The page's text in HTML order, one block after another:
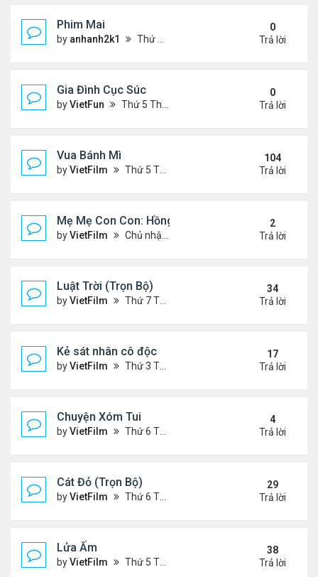
Phim Mai
by anhanh2k1 Thứ 6 Tháng 5 17, 2024 9:42 pm
0
Trả lời
Gia Đình Cục Súc
byVietFun Thứ 5 Tháng 1 19, 2023 4:42 pm
0
Trả lời
Vua Bánh Mì
byVietFilm Thứ 5 Tháng 10 15, 2020 1:26 pm
104
Trả lời
Mẹ Mẹ Con Con: Hồng Vân, Đại Nghĩa
byVietFilm Chủ nhật Tháng 12 20, 2020 8:06 pm
2
Trả lời
Luật Trời (Trọn Bộ)
byVietFilm Thứ 7 Tháng 10 17, 2020 9:19 pm
34
Trả lời
Kẻ sát nhân cô độc
byVietFilm Thứ 3 Tháng 11 10, 2020 9:58 am
17
Trả lời
Chuyện Xóm Tui
byVietFilm Thứ 6 Tháng 11 06, 2020 4:47 pm
4
Trả lời
Cát Đỏ (Trọn Bộ)
byVietFilm Thứ 6 Tháng 11 06, 2020 2:02 pm
29
Trả lời
Lửa Ấm
byVietFilm Thứ 5 Tháng 11 05, 2020 11:33 pm
38
Trả lời